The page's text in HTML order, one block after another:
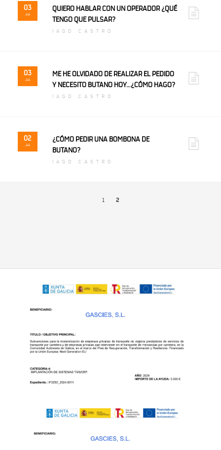
03
Jul
QUIERO HABLAR CON UN OPERADOR ¿QUÉ
TENGO QUE PULSAR?
IAGO CASTRO
03
Jul
ME HE OLVIDADO DE REALIZAR EL PEDIDO
Y NECESITO BUTANO HOY…¿CÓMO HAGO?
IAGO CASTRO
02
Jul
¿CÓMO PEDIR UNA BOMBONA DE
BUTANO?
IAGO CASTRO
1 2